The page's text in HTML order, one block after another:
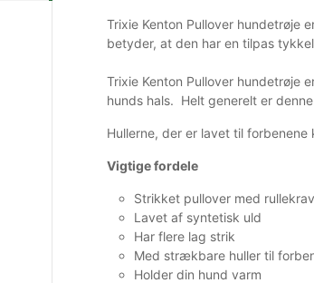
Trixie Kenton Pullover hundetrøje
betyder, at den har en tilpas
Trixie Kenton Pullover hundetrøje
hunds hals. Helt generelt er
Hullerne, der er lavet til
Vigtige fordele
Strikket pullover med
Lavet af syntetisk uld
Har flere lag strik
Med strækbare huller til
Holder din hund varm